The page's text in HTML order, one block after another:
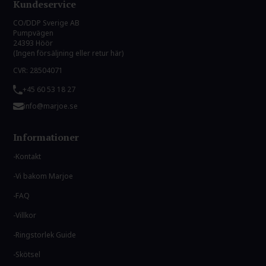
Kundeservice
CO/DDP Sverige AB
Pumpvägen
24393 Höör
(Ingen försäljning eller retur här)
CVR: 28504071
+45 60 53 18 27
info@marjoe.se
Informationer
Kontakt
Vi bakom Marjoe
FAQ
Villkor
Ringstorlek Guide
Skötsel